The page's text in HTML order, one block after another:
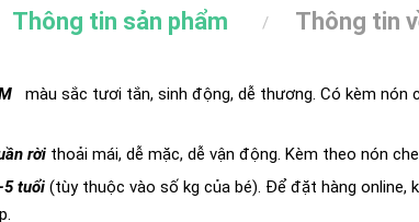
Thông tin sản phẩm Thông tin
màu sắc tươi tắn, sinh động, dễ thương. Có kèm nón
rời thoải mái, dễ mặc, dễ vận động. Kèm theo nón
5 tuổi (tùy thuộc vào số kg của bé). Để đặt hàng online,